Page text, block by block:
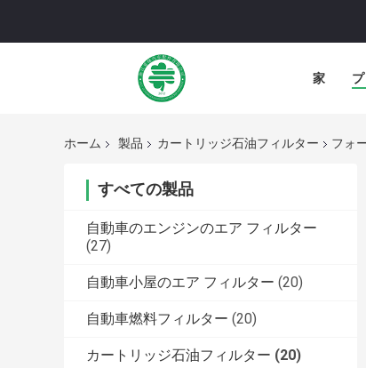
家
ホーム 製品 カートリッジ石油フィルター フォ
すべての製品
自動車のエンジンのエア フィルター
(27)
自動車小屋のエア フィルター (20)
自動車燃料フィルター (20)
カートリッジ石油フィルター (20)